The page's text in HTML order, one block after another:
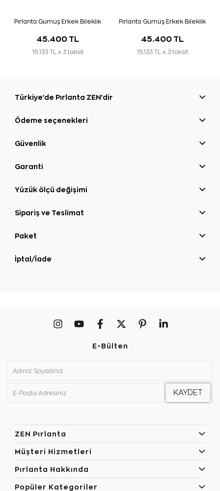
Pırlanta Gümüş Erkek Bileklik
45.400 TL
15.133 TL x 3 taksit
Pırlanta Gümüş Erkek Bileklik
45.400 TL
15.133 TL x 3 taksit
Türkiye'de Pırlanta ZEN'dir
Ödeme seçenekleri
Güvenlik
Garanti
Yüzük ölçü değişimi
Sipariş ve Teslimat
Paket
İptal/İade
E-Bülten
ZEN Pırlanta
Müşteri Hizmetleri
Pırlanta Hakkında
Popüler Kategoriler